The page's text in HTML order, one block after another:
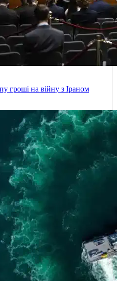
гроші на війну з Іраном